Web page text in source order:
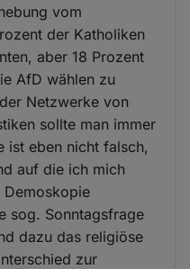
vom
der Katholiken
aber 18 Prozent
AfD wählen zu
Netzwerke von
sollte man immer
ist eben nicht falsch,
auf die ich mich
sog. Sonntagsfrage
dazu das religiöse
zur